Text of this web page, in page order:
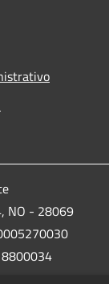
NO - 28069